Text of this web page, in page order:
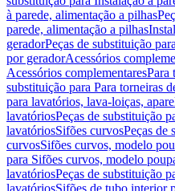
à parede, alimentação a pilhas
parede, alimentação a pilhas
geradorPeças de substituição
por geradorAcessórios
Acessórios complementaresPara
substituição para Para torneiras
para lavatórios, lava-loiças,
lavatóriosPeças de substituição
lavatóriosSifões curvosPeças de
curvosSifões curvos, modelo
para Sifões curvos, modelo
lavatóriosPeças de substituição
lavatóriosSifões de tubo interior